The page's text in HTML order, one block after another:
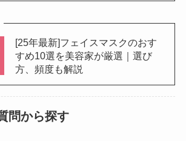
[25年最新]フェイスマスクのおす
すめ10選を美容家が厳選｜選び
方、頻度も解説
問から探す